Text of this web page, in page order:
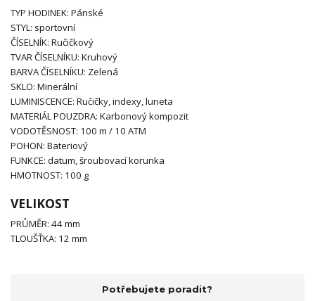
TYP HODINEK: Pánské
STYL: sportovní
ČÍSELNÍK: Ručičkový
TVAR ČÍSELNÍKU: Kruhový
BARVA ČÍSELNÍKU: Zelená
SKLO: Minerální
LUMINISCENCE: Ručičky, indexy, luneta
MATERIÁL POUZDRA: Karbonový kompozit
VODOTĚSNOST: 100 m / 10 ATM
POHON: Bateriový
FUNKCE: datum, šroubovací korunka
HMOTNOST: 100 g
VELIKOST
PRŮMĚR: 44 mm
TLOUŠŤKA: 12 mm
Potřebujete poradit?